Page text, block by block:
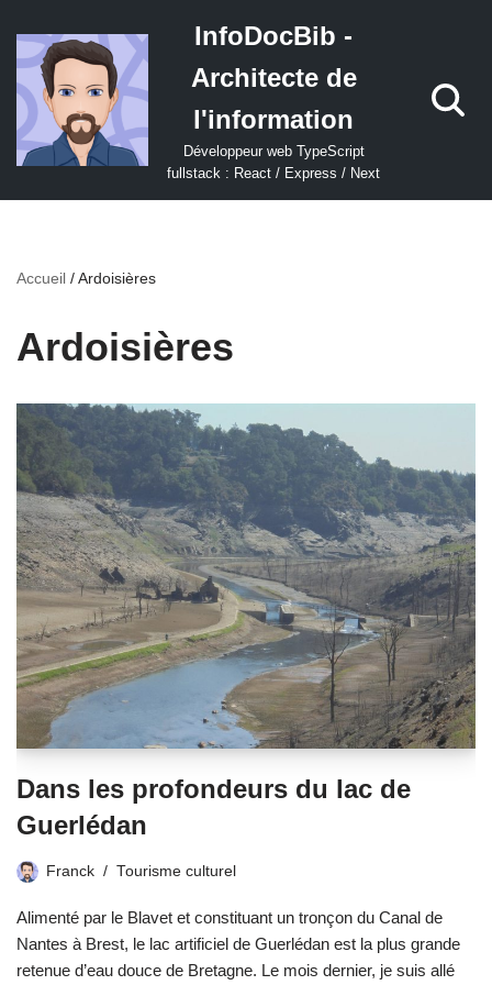
Aller
au
contenu
InfoDocBib -
Architecte de
l'information
Développeur web TypeScript
fullstack : React / Express / Next
Accueil /Ardoisières
Ardoisières
Dans les profondeurs du lac de
Guerlédan
Franck Tourisme culturel
Alimenté par le Blavet et constituant un tronçon du Canal de
Nantes à Brest, le lac artificiel de Guerlédan est la plus grande
retenue d’eau douce de Bretagne. Le mois dernier, je suis allé